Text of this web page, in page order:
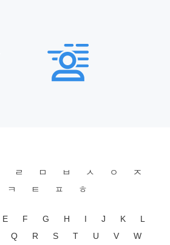
ㄹ ㅁ ㅂ ㅅ ㅇ
ㅈ
ㅋ ㅌ ㅍ ㅎ
E F G H I J K
L
Q R S T U V
W